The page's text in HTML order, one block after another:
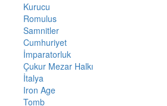
Kurucu
Romulus
Samnitler
Cumhuriyet
İmparatorluk
Çukur Mezar Halkı
İtalya
Iron Age
Tomb